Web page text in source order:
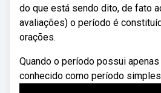
do que está sendo dito, de fato
avaliações) o período é
orações.
Quando o período possui apenas
conhecido como período